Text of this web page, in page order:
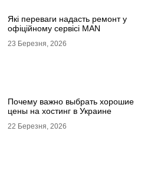
Які переваги надасть ремонт у
офіційному сервісі MAN
23 Березня, 2026
Почему важно выбрать хорошие
цены на хостинг в Украине
22 Березня, 2026